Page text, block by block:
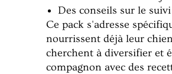
Des conseils sur le
Ce pack s'adresse
nourrissent déjà leur
cherchent à diversifier et
compagnon avec des